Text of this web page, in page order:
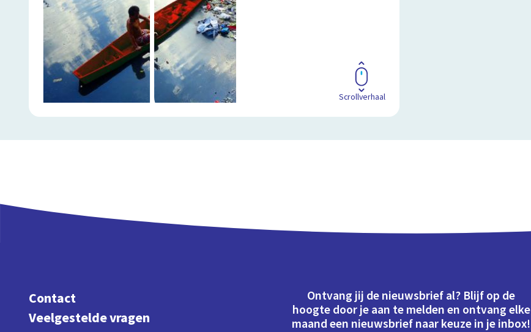
Scrollverhaal
Contact
Veelgestelde vragen
Ontvang jij de nieuwsbrief al? Blijf op de
hoogte door je aan te melden en ontvang elke
maand een nieuwsbrief naar keuze in je inbox!